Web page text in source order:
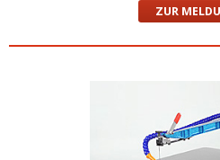
ZUR